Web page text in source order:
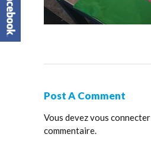
Post A Comment
Vous devezvous connecter
commentaire.